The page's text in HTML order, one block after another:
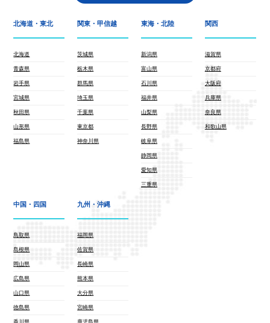
北海道・東北
北海道
青森県
岩手県
宮城県
秋田県
山形県
福島県
関東・甲信越
茨城県
栃木県
群馬県
埼玉県
千葉県
東京都
神奈川県
東海・北陸
新潟県
富山県
石川県
福井県
山梨県
長野県
岐阜県
静岡県
愛知県
三重県
関西
滋賀県
京都府
大阪府
兵庫県
奈良県
和歌山県
中国・四国
鳥取県
島根県
岡山県
広島県
山口県
徳島県
九州・沖縄
福岡県
佐賀県
長崎県
熊本県
大分県
宮崎県